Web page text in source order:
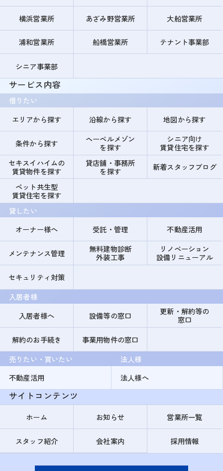
横浜営業所 あざみ野営業所 大船営業所
浦和営業所 船橋営業所 テナント事業部
シニア事業部
サービス内容
借りたい
エリアから探す
沿線から探す 地図から探す
条件から探す
ヘーベルメゾン
を探す
シニア向け
賃貸住宅を探す
セキスイハイムの
賃貸物件を探す
貸店舗・事務所
を探す
新着スタッフブログ
ペット共生型
賃貸住宅を探す
貸したい
オーナー様へ
受託・管理 不動産活用
メンテナンス管理
無料建物診断
外装工事
リノベーション
設備リニューアル
セキュリティ対策
入居者様
入居者様へ
設備等の窓口
更新・解約等の
窓口
解約のお手続き
事業用物件の窓口
売りたい・買いたい
不動産活用
法人様
法人様へ
サイトコンテンツ
ホーム お知らせ 営業所一覧
スタッフ紹介 会社案内 採用情報